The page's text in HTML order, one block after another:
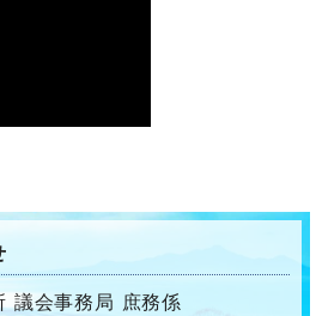
議会事務局 庶務係